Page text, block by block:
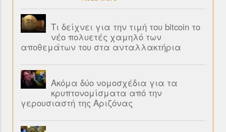
Τι δείχνει για την τιμή του bitcoin το
νέο πολυετές χαμηλό των
αποθεμάτων του στα ανταλλακτήρια
Ακόμα δύο νομοσχέδια για τα
κρυπτονομίσματα από την
γερουσιαστή της Αριζόνας